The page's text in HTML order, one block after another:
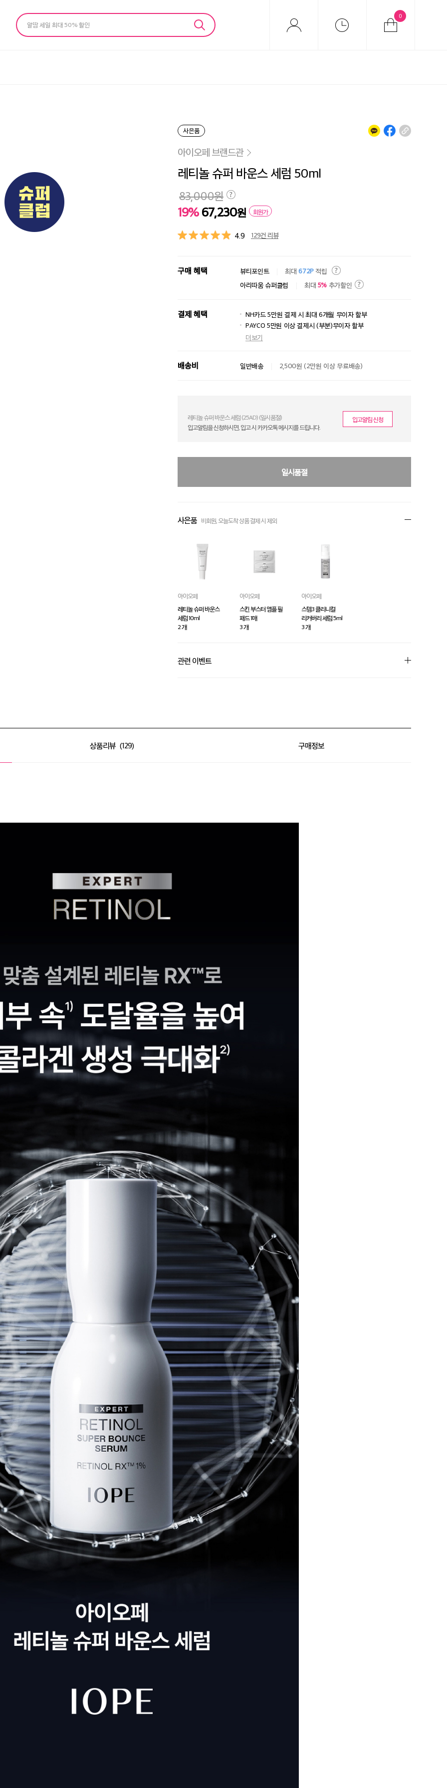
알땀 세일 최대 50% 할인
0
사은품
아이오페 브랜드관
레티놀 슈퍼 바운스 세럼 50ml
19% 67,230원 회원가
83,000원
4.9 129건 리뷰
구매 혜택 뷰티포인트 최대672P적립
아리따움 슈퍼클럽
최대 5% 추가할인
결제 혜택
NH카드 5만원 결제 시 최대 6개월 무이자 할부
PAYCO 5만원 이상 결제시 (부분)무이자 할부
더보기
배송비 일반배송 2,500원 (2만원 이상 무료배송)
레티놀 슈퍼 바운스 세럼 (25AD) (일시품절)
입고알림을 신청하시면, 입고 시 카카오톡 메시지를 드립니다.
입고알림신청
일시품절
사은품 비회원, 오늘도착 상품 결제시 제외
아이오페
레티놀 슈퍼 바운스
세럼 10ml
2 개
아이오페
스킨 부스터 앰플 필
패드 1매
3 개
아이오페
스템3 클리니컬
리커버리 세럼 5ml
3 개
관련 이벤트
상품리뷰 129 구매정보